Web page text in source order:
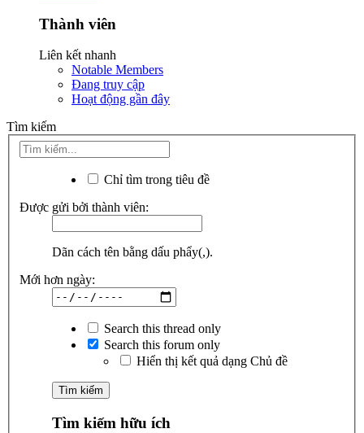
Thành viên
Liên kết nhanh
Notable Members
Đang truy cập
Hoạt động gần đây
Tìm kiếm
Chỉ tìm trong tiêu đề
Được gửi bởi thành viên:
Dãn cách tên bằng dấu phẩy(,).
Mới hơn ngày:
Search this thread only
Search this forum only
Hiển thị kết quả dạng Chủ đề
Tìm kiếm hữu ích